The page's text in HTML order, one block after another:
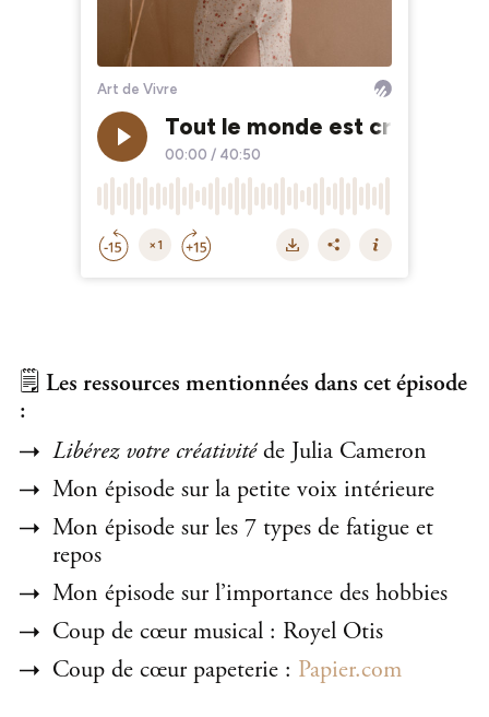
🗒️ Les ressources mentionnées dans cet épisode
:
Libérez votre créativitéde Julia Cameron
Mon épisode sur la petite voix intérieure
Mon épisode sur les 7 types de fatigue et
repos
Mon épisode sur l’importance des hobbies
Coup de cœur musical : Royel Otis
Coup de cœur papeterie : Papier.com